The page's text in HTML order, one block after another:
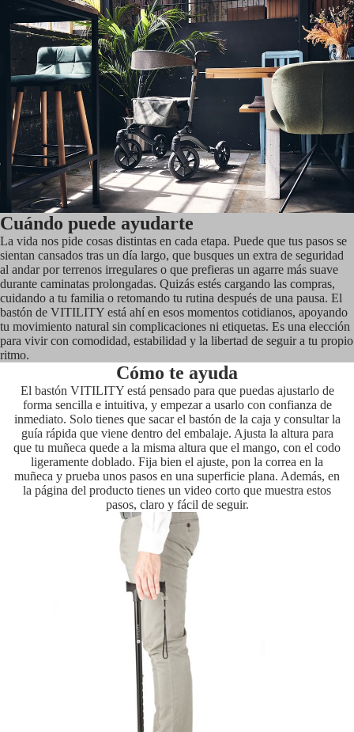
Cuándo puede ayudarte
La vida nos pide cosas distintas en cada etapa. Puede que tus pasos se
sientan cansados tras un día largo, que busques un extra de seguridad
al andar por terrenos irregulares o que prefieras un agarre más suave
durante caminatas prolongadas. Quizás estés cargando las compras,
cuidando a tu familia o retomando tu rutina después de una pausa. El
bastón de VITILITY está ahí en esos momentos cotidianos, apoyando
tu movimiento natural sin complicaciones ni etiquetas. Es una elección
para vivir con comodidad, estabilidad y la libertad de seguir a tu propio
ritmo.
Cómo te ayuda
El bastón VITILITY está pensado para que puedas ajustarlo de
forma sencilla e intuitiva, y empezar a usarlo con confianza de
inmediato. Solo tienes que sacar el bastón de la caja y consultar la
guía rápida que viene dentro del embalaje. Ajusta la altura para
que tu muñeca quede a la misma altura que el mango, con el codo
ligeramente doblado. Fija bien el ajuste, pon la correa en la
muñeca y prueba unos pasos en una superficie plana. Además, en
la página del producto tienes un video corto que muestra estos
pasos, claro y fácil de seguir.